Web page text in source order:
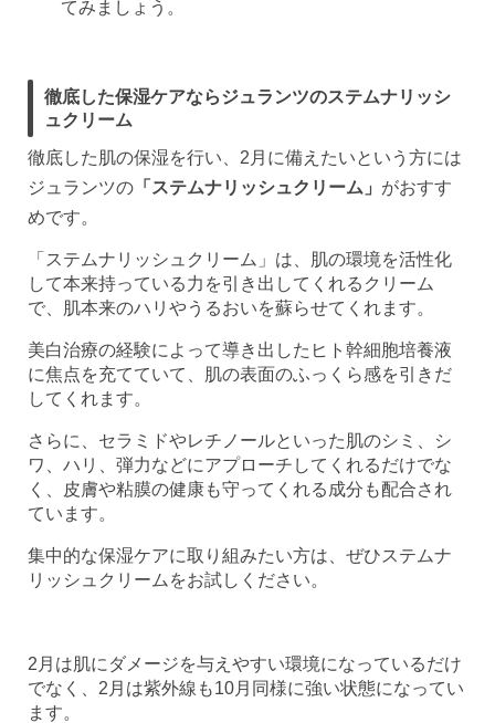
てみましょう。
徹底した保湿ケアならジュランツのステムナリッシ
ュクリーム
徹底した肌の保湿を行い、2月に備えたいという方には
ジュランツの 「ステムナリッシュクリーム」 がおすす
めです。
「ステムナリッシュクリーム」は、肌の環境を活性化
して本来持っている力を引き出してくれるクリーム
で、肌本来のハリやうるおいを蘇らせてくれます。
美白治療の経験によって導き出したヒト幹細胞培養液
に焦点を充てていて、肌の表面のふっくら感を引きだ
してくれます。
さらに、セラミドやレチノールといった肌のシミ、シ
ワ、ハリ、弾力などにアプローチしてくれるだけでな
く、皮膚や粘膜の健康も守ってくれる成分も配合され
ています。
集中的な保湿ケアに取り組みたい方は、ぜひステムナ
リッシュクリームをお試しください。
2月は肌にダメージを与えやすい環境になっているだけ
でなく、2月は紫外線も10月同様に強い状態になってい
ます。